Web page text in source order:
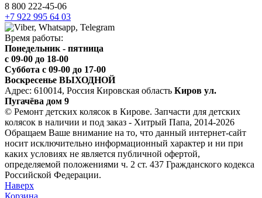
8 800 222-45-06
+7 922 995 64 03
Время работы:
Понедельник - пятница
c 09-00 до 18-00
Суббота с 09-00 до 17-00
Воскресенье ВЫХОДНОЙ
Адрес: 610014, Россия Кировская область Киров ул.
Пугачёва дом 9
© Ремонт детских колясок в Кирове. Запчасти для детских
колясок в наличии и под заказ - Хитрый Папа, 2014-2026
Обращаем Ваше внимание на то, что данный интернет-сайт
носит исключительно информационный характер и ни при
каких условиях не является публичной офертой,
определяемой положениями ч. 2 ст. 437 Гражданского кодекса
Российской Федерации.
Наверх
Корзина